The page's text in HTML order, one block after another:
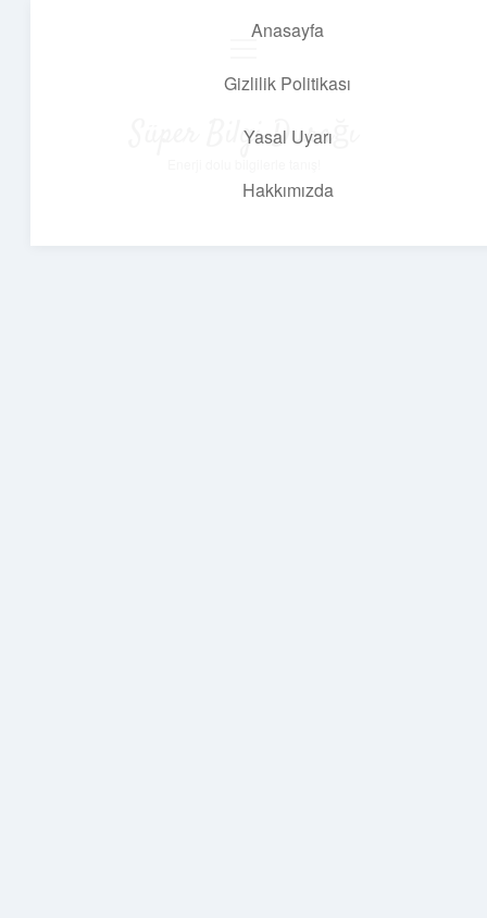
Anasayfa
Gizlilik Politikası
Yasal Uyarı
Hakkımızda
Süper Bilgi Durağı